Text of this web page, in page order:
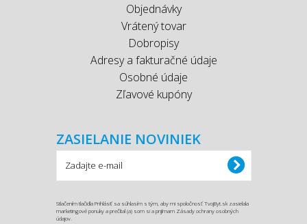
Objednávky
Vrátený tovar
Dobropisy
Adresy a fakturačné údaje
Osobné údaje
Zľavové kupóny
ZASIELANIE NOVINIEK
Stlačením tlačidla Prihlásiť sa súhlasím s tým, aby mi spoločnosť TvojByt.sk zasielala
marketingové ponuky a prečítal (a) som si a prijímam Zásady ochrany osobných
údajov.